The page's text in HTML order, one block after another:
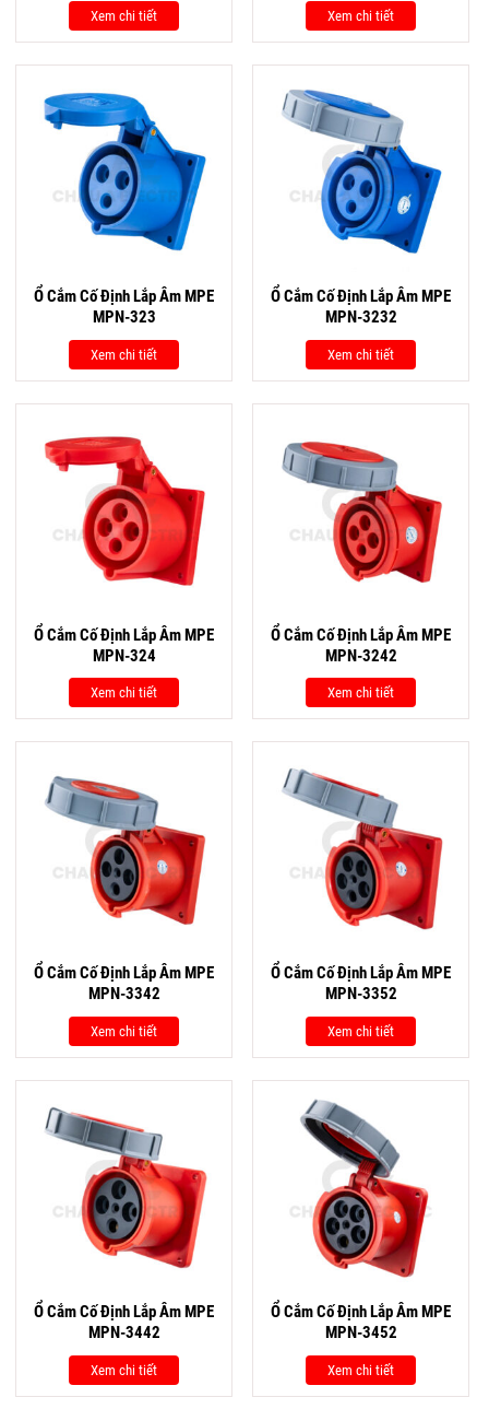
Xem chi tiết Xem chi tiết
Ổ Cắm Cố Định Lắp Âm MPE
MPN-323
Xem chi tiết
Ổ Cắm Cố Định Lắp Âm MPE
MPN-3232
Xem chi tiết
Ổ Cắm Cố Định Lắp Âm MPE
MPN-324
Xem chi tiết
Ổ Cắm Cố Định Lắp Âm MPE
MPN-3242
Xem chi tiết
Ổ Cắm Cố Định Lắp Âm MPE
MPN-3342
Xem chi tiết
Ổ Cắm Cố Định Lắp Âm MPE
MPN-3352
Xem chi tiết
Ổ Cắm Cố Định Lắp Âm MPE
MPN-3442
Xem chi tiết
Ổ Cắm Cố Định Lắp Âm MPE
MPN-3452
Xem chi tiết